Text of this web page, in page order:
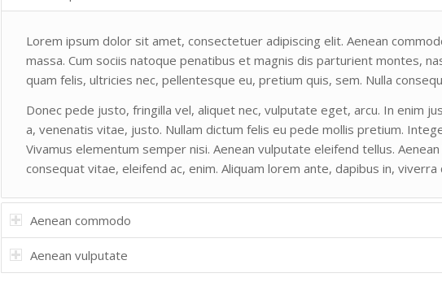
Lorem ipsum dolor sit amet, consectetuer adipiscing elit. Aenean
massa. Cum sociis natoque penatibus et magnis dis parturient montes,
quam felis, ultricies nec, pellentesque eu, pretium quis, sem. Nulla
Donec pede justo, fringilla vel, aliquet nec, vulputate eget, arcu. In enim
a, venenatis vitae, justo. Nullam dictum felis eu pede mollis pretium.
Vivamus elementum semper nisi. Aenean vulputate eleifend tellus.
consequat vitae, eleifend ac, enim. Aliquam lorem ante, dapibus in, viverra
Aenean commodo
Aenean vulputate